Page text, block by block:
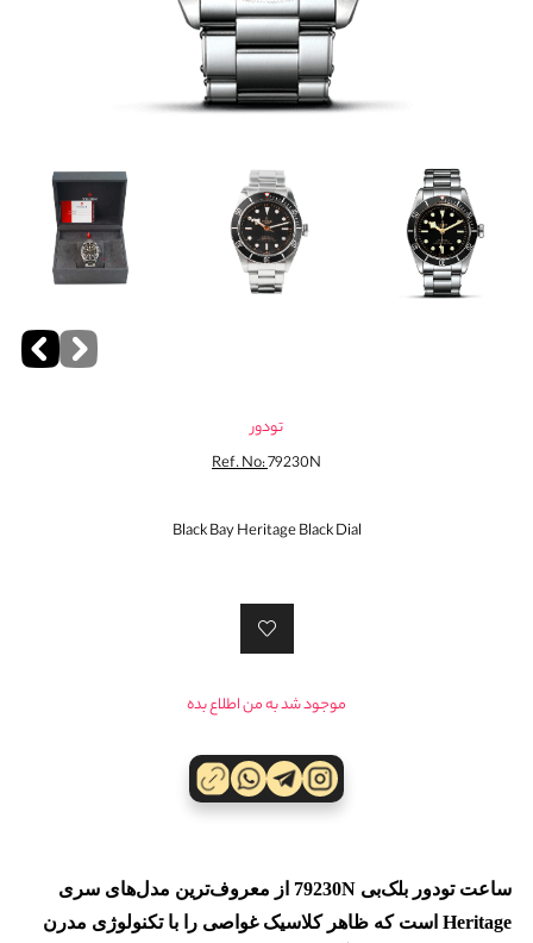
تودور
Ref. No:79230N
Black Bay Heritage Black Dial
ساعت تودور بلک‌بی 79230N از معروف‌ترین مدل‌های سری
Heritage است که ظاهر کلاسیک غواصی را با تکنولوژی مدرن